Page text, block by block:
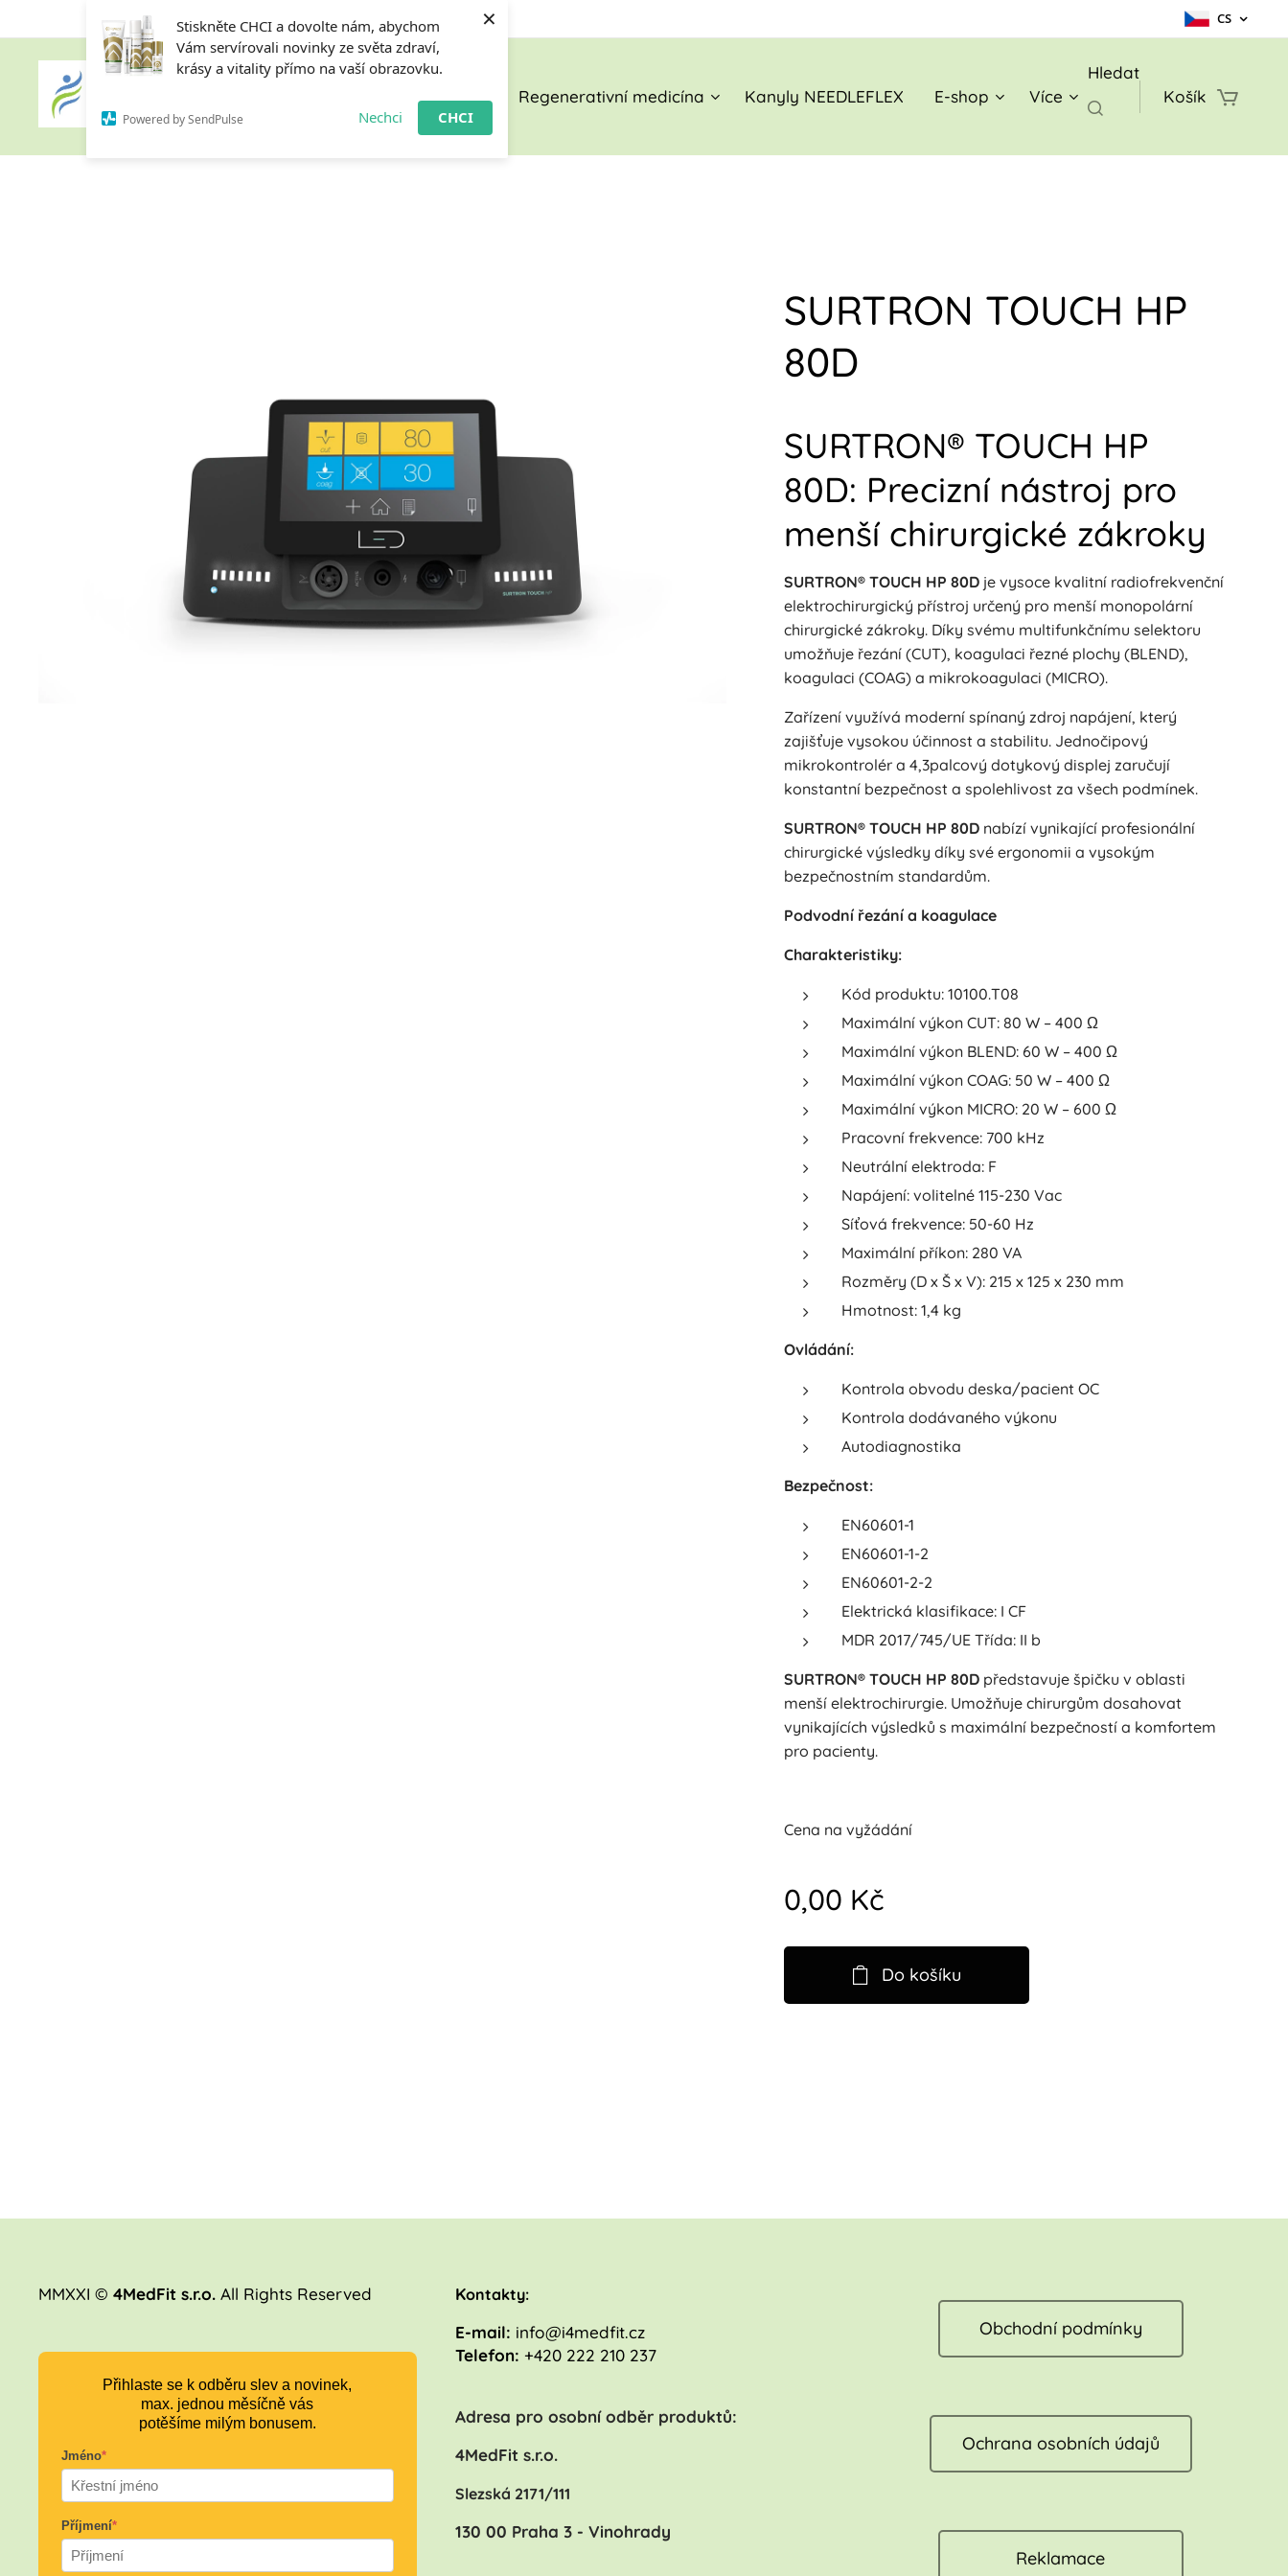
Stiskněte CHCI a dovolte nám, abychom
Vám servírovali novinky ze světa zdraví,
krásy a vitality přímo na vaší obrazovku.
Powered by SendPulse Nechci CHCI
× CS
O nás Regenerativní medicína Kanyly NEEDLEFLEX E-shop Více
Hledat
Košík
SURTRON TOUCH HP
80D
SURTRON® TOUCH HP
80D: Precizní nástroj pro
menší chirurgické zákroky
SURTRON® TOUCH HP 80D je vysoce kvalitní radiofrekvenční
elektrochirurgický přístroj určený pro menší monopolární
chirurgické zákroky. Díky svému multifunkčnímu selektoru
umožňuje řezání (CUT), koagulaci řezné plochy (BLEND),
koagulaci (COAG) a mikrokoagulaci (MICRO).
Zařízení využívá moderní spínaný zdroj napájení, který
zajišťuje vysokou účinnost a stabilitu. Jednočipový
mikrokontrolér a 4,3palcový dotykový displej zaručují
konstantní bezpečnost a spolehlivost za všech podmínek.
SURTRON® TOUCH HP 80D nabízí vynikající profesionální
chirurgické výsledky díky své ergonomii a vysokým
bezpečnostním standardům.
Podvodní řezání a koagulace
Charakteristiky:
Kód produktu: 10100.T08
Maximální výkon CUT: 80 W – 400 Ω
Maximální výkon BLEND: 60 W – 400 Ω
Maximální výkon COAG: 50 W – 400 Ω
Maximální výkon MICRO: 20 W – 600 Ω
Pracovní frekvence: 700 kHz
Neutrální elektroda: F
Napájení: volitelné 115-230 Vac
Síťová frekvence: 50-60 Hz
Maximální příkon: 280 VA
Rozměry (D x Š x V): 215 x 125 x 230 mm
Hmotnost: 1,4 kg
Ovládání:
Kontrola obvodu deska/pacient OC
Kontrola dodávaného výkonu
Autodiagnostika
Bezpečnost:
EN60601-1
EN60601-1-2
EN60601-2-2
Elektrická klasifikace: I CF
MDR 2017/745/UE Třída: II b
SURTRON® TOUCH HP 80D představuje špičku v oblasti
menší elektrochirurgie. Umožňuje chirurgům dosahovat
vynikajících výsledků s maximální bezpečností a komfortem
pro pacienty.
Cena na vyžádání
0,00 Kč
Do košíku
MMXXI © 4MedFit s.r.o. All Rights Reserved
Přihlaste se k odběru slev a novinek,
max. jednou měsíčně vás
potěšíme milým bonusem.
Jméno*
Příjmení*
Kontakty:
E-mail: info@i4medfit.cz
Telefon: +420 222 210 237
Adresa pro osobní odběr produktů:
4MedFit s.r.o.
Slezská 2171/111
130 00 Praha 3 - Vinohrady
Obchodní podmínky
Ochrana osobních údajů
Reklamace